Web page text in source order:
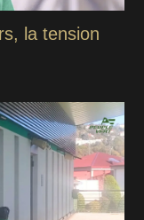
la tension